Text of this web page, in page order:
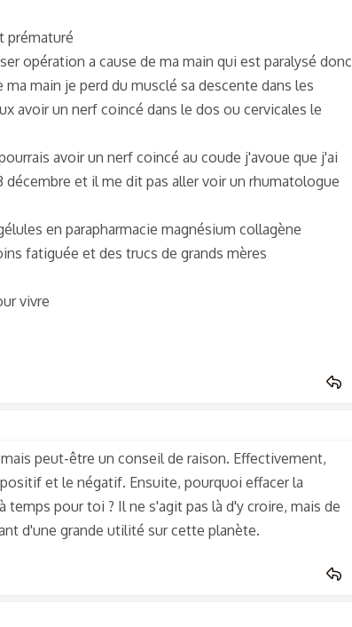
prématuré
opération a cause de ma main qui est paralysé donc
main je perd du musclé sa descente dans les
avoir un nerf coincé dans le dos ou cervicales le
avoir un nerf coincé au coude j'avoue que j'ai
décembre et il me dit pas aller voir un rhumatologue
en parapharmacie magnésium collagène
fatiguée et des trucs de grands mères
vivre
peut-être un conseil de raison. Effectivement,
et le négatif. Ensuite, pourquoi effacer la
pour toi ? Il ne s'agit pas là d'y croire, mais de
d'une grande utilité sur cette planète.